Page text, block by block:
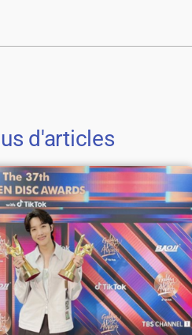
d'articles